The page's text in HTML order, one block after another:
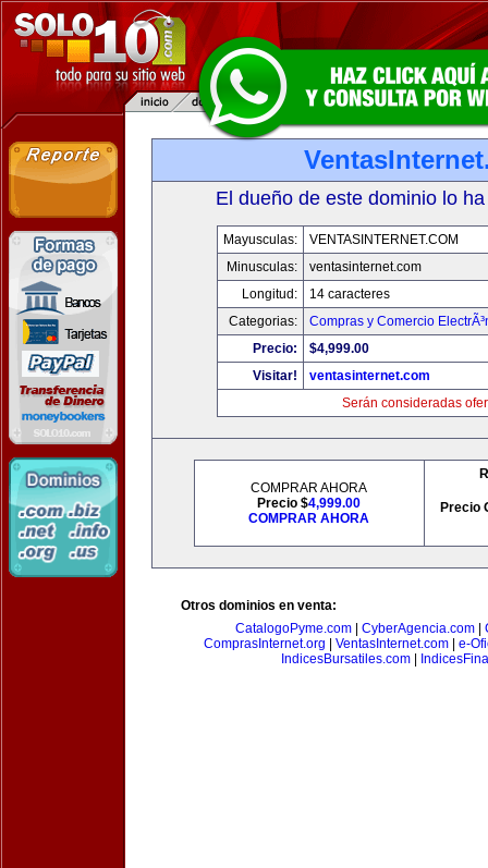
El dueño de este dominio lo
Mayusculas:
VENTASINTERNET.COM
Minusculas:
ventasinternet.com
Longitud:
14 caracteres
Categorias:
Compras y Comercio
Precio:
$4,999.00
Visitar!
ventasinternet.com
Serán consideradas
COMPRAR AHORA
Precio $4,999.00
COMPRAR AHORA
Precio
Otros dominios en venta:
CatalogoPyme.com
CyberAgencia.com
ComprasInternet.org
VentasInternet.com| e-
IndicesBursatiles.com|